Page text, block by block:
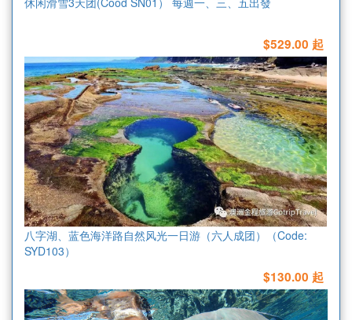
$529.00 起
八字湖、蓝色海洋路自然风光一日游（六人成团）（Code:
SYD103）
$130.00 起